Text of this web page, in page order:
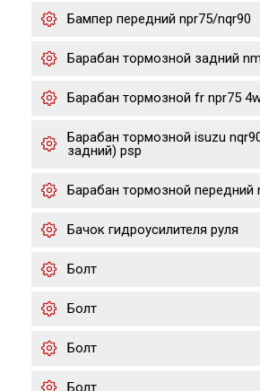
Бампер передний npr75/nqr90
Барабан тормозной задний
Барабан тормозной fr npr75
Барабан тормозной isuzu
задний) psp
Барабан тормозной передний
Бачок гидроусилителя руля
Болт
Болт
Болт
Болт